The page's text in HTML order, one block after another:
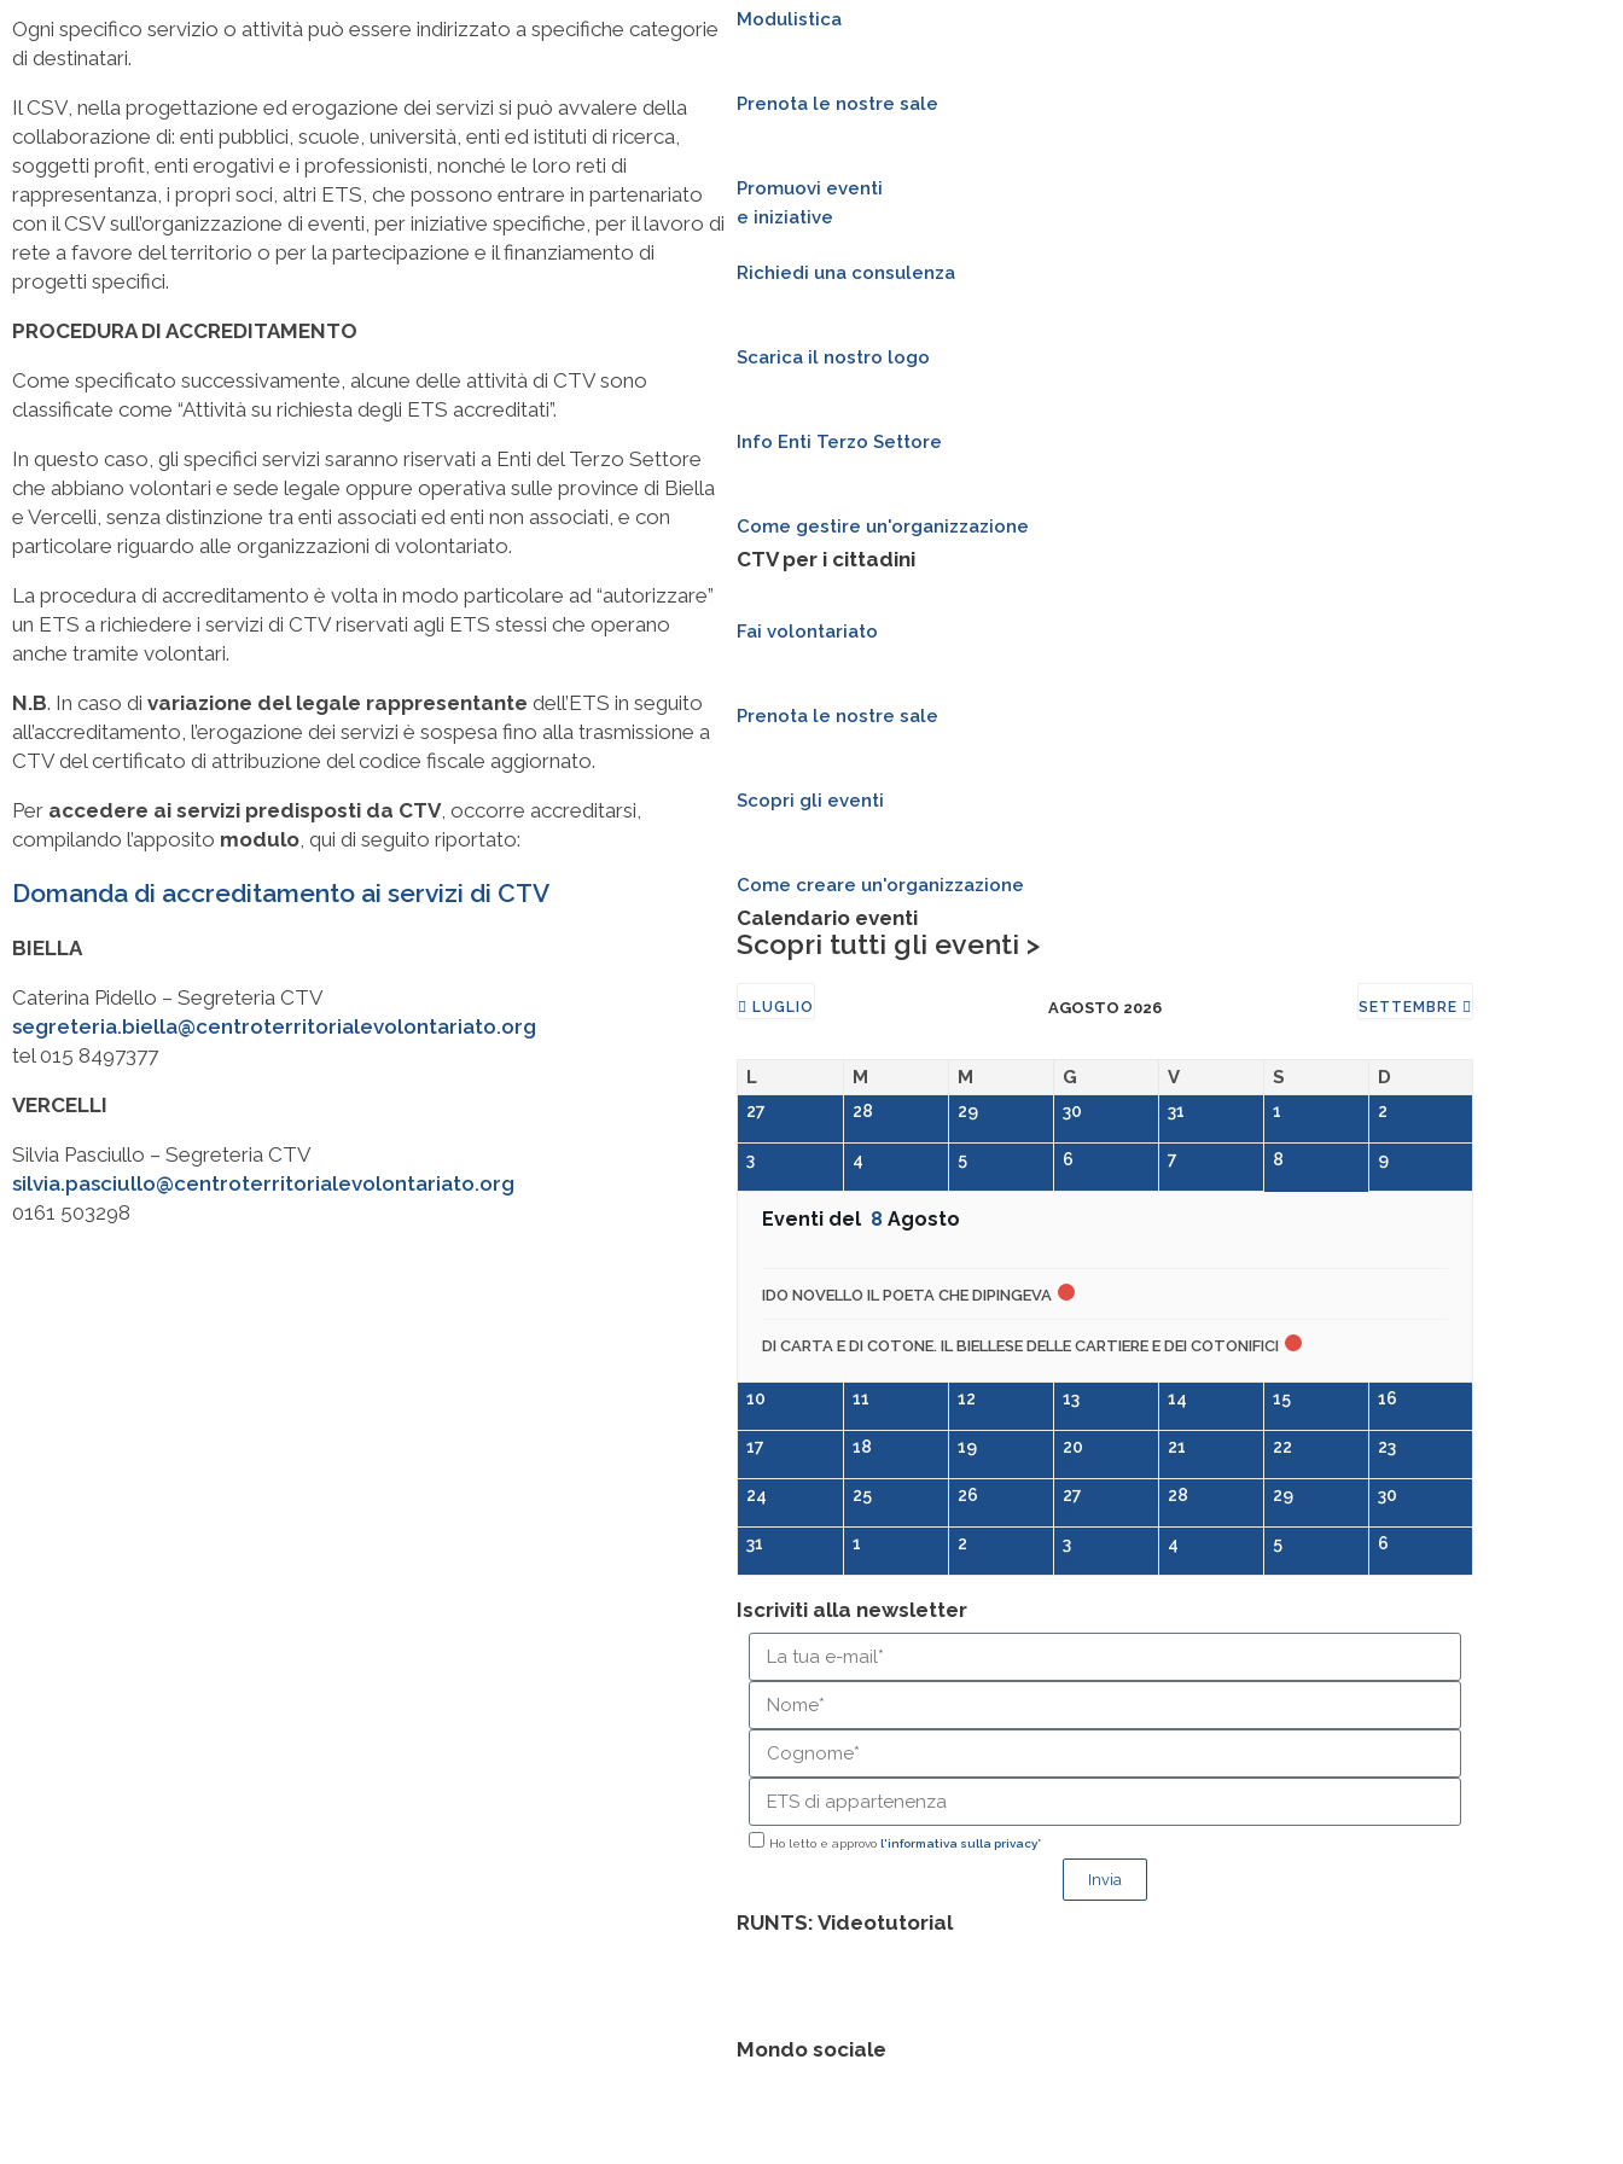
Ogni specifico servizio o attività può essere indirizzato a specifiche categorie
di destinatari.
Il CSV, nella progettazione ed erogazione dei servizi si può avvalere della
collaborazione di: enti pubblici, scuole, università, enti ed istituti di ricerca,
soggetti profit, enti erogativi e i professionisti, nonché le loro reti di
rappresentanza, i propri soci, altri ETS, che possono entrare in partenariato
con il CSV sull’organizzazione di eventi, per iniziative specifiche, per il lavoro di
rete a favore del territorio o per la partecipazione e il finanziamento di
progetti specifici.
PROCEDURA DI ACCREDITAMENTO
Come specificato successivamente, alcune delle attività di CTV sono
classificate come “Attività su richiesta degli ETS accreditati”.
In questo caso, gli specifici servizi saranno riservati a Enti del Terzo Settore
che abbiano volontari e sede legale oppure operativa sulle province di Biella
e Vercelli, senza distinzione tra enti associati ed enti non associati, e con
particolare riguardo alle organizzazioni di volontariato.
La procedura di accreditamento è volta in modo particolare ad “autorizzare”
un ETS a richiedere i servizi di CTV riservati agli ETS stessi che operano
anche tramite volontari.
N.B. In caso di variazione del legale rappresentante dell’ETS in seguito
all’accreditamento, l’erogazione dei servizi è sospesa fino alla trasmissione a
CTV del certificato di attribuzione del codice fiscale aggiornato.
Per accedere ai servizi predisposti da CTV, occorre accreditarsi,
compilando l’apposito modulo, qui di seguito riportato:
Domanda di accreditamento ai servizi di CTV
BIELLA
Caterina Pidello – Segreteria CTV
segreteria.biella@centroterritorialevolontariato.org
tel 015 8497377
VERCELLI
Silvia Pasciullo – Segreteria CTV
silvia.pasciullo@centroterritorialevolontariato.org
0161 503298
Modulistica
Prenota le nostre sale
Promuovi eventi
e iniziative
Richiedi una consulenza
Scarica il nostro logo
Info Enti Terzo Settore
Come gestire un'organizzazione
CTV per i cittadini
Fai volontariato
Prenota le nostre sale
Scopri gli eventi
Come creare un'organizzazione
Calendario eventi
Scopri tutti gli eventi >
LUGLIO AGOSTO 2026 SETTEMBRE
L M M G V S D
27 28 29 30 31 1 2
3 4 5 6 7 8 9
Eventi del 8 Agosto
IDO NOVELLO IL POETA CHE DIPINGEVA
DI CARTA E DI COTONE. IL BIELLESE DELLE CARTIERE E DEI COTONIFICI
10 11 12 13 14 15 16
17 18 19 20 21 22 23
24 25 26 27 28 29 30
31 1 2 3 4 5 6
Iscriviti alla newsletter
Ho letto e approvo l'informativa sulla privacy*
Invia
RUNTS: Videotutorial
Mondo sociale